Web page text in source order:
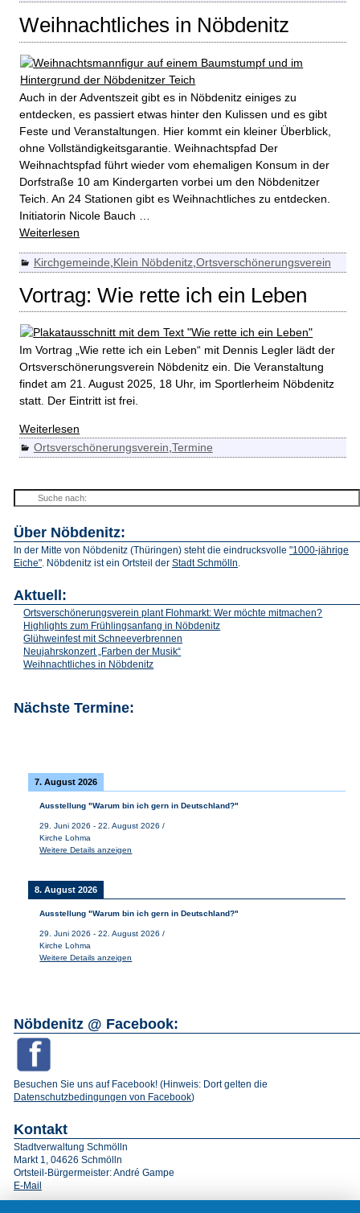
Weihnachtliches in Nöbdenitz
Auch in der Adventszeit gibt es in Nöbdenitz einiges zu
entdecken, es passiert etwas hinter den Kulissen und es gibt
Feste und Veranstaltungen. Hier kommt ein kleiner Überblick,
ohne Vollständigkeitsgarantie. Weihnachtspfad Der
Weihnachtspfad führt wieder vom ehemaligen Konsum in der
Dorfstraße 10 am Kindergarten vorbei um den Nöbdenitzer
Teich. An 24 Stationen gibt es Weihnachtliches zu entdecken.
Initiatorin Nicole Bauch
Weiterlesen
Kirchgemeinde Klein Nöbdenitz, Ortsverschönerungsverein
Vortrag: Wie rette ich ein Leben
Im Vortrag „Wie rette ich ein Leben“ mit Dennis Legler lädt der
Ortsverschönerungsverein Nöbdenitz ein. Die Veranstaltung
findet am 21. August 2025, 18 Uhr, im Sportlerheim Nöbdenitz
statt. Der Eintritt ist frei.
Weiterlesen
Ortsverschönerungsverein Termine
Über Nöbdenitz:
In der Mitte von Nöbdenitz (Thüringen) steht die eindrucksvolle "1000-jährige
Eiche". Nöbdenitz ist ein Ortsteil der Stadt Schmölln.
Aktuell:
Ortsverschönerungsverein plant Flohmarkt: Wer möchte mitmachen?
Highlights zum Frühlingsanfang in Nöbdenitz
Glühweinfest mit Schneeverbrennen
Neujahrskonzert „Farben der Musik“
Weihnachtliches in Nöbdenitz
Nächste Termine:
7. August 2026
Ausstellung "Warum bin ich gern in Deutschland?"
29. Juni 2026 -22. August 2026 /
Kirche Lohma
Weitere Details anzeigen
8. August 2026
Ausstellung "Warum bin ich gern in Deutschland?"
29. Juni 2026 -22. August 2026 /
Kirche Lohma
Weitere Details anzeigen
Nöbdenitz @ Facebook:
Besuchen Sie uns auf Facebook! (Hinweis: Dort gelten die
Datenschutzbedingungen von Facebook)
Kontakt
Stadtverwaltung Schmölln
Markt 1, 04626 Schmölln
Ortsteil-Bürgermeister: André Gampe
E-Mail